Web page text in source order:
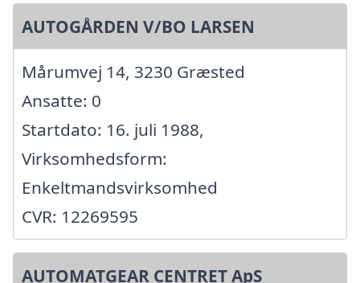
AUTOGÅRDEN V/BO LARSEN
Mårumvej 14, 3230 Græsted
Ansatte: 0
Startdato: 16. juli 1988,
Virksomhedsform:
Enkeltmandsvirksomhed
CVR: 12269595
AUTOMATGEAR CENTRET ApS